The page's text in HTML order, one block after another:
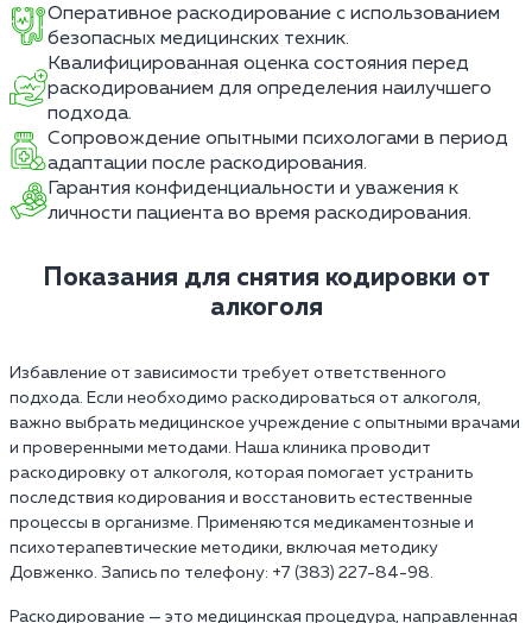
Оперативное раскодирование с использованием
безопасных медицинских техник.
Квалифицированная оценка состояния перед
раскодированием для определения наилучшего
подхода.
Сопровождение опытными психологами в период
адаптации после раскодирования.
Гарантия конфиденциальности и уважения к
личности пациента во время раскодирования.
Показания для снятия кодировки от
алкоголя
Избавление от зависимости требует ответственного
подхода. Если необходимо раскодироваться от алкоголя,
важно выбрать медицинское учреждение с опытными врачами
и проверенными методами. Наша клиника проводит
раскодировку от алкоголя, которая помогает устранить
последствия кодирования и восстановить естественные
процессы в организме. Применяются медикаментозные и
психотерапевтические методики, включая методику
Довженко. Запись по телефону: +7 (383) 227-84-98.
Раскодирование — это медицинская процедура, направленная